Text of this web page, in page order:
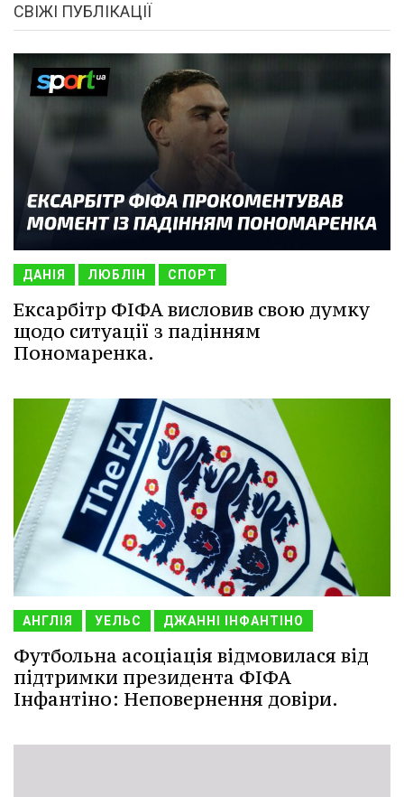
СВІЖІ ПУБЛІКАЦІЇ
ДАНІЯ ЛЮБЛІН СПОРТ
Ексарбітр ФІФА висловив свою думку
щодо ситуації з падінням
Пономаренка.
АНГЛІЯ УЕЛЬС ДЖАННІ ІНФАНТІНО
Футбольна асоціація відмовилася від
підтримки президента ФІФА
Інфантіно: Неповернення довіри.